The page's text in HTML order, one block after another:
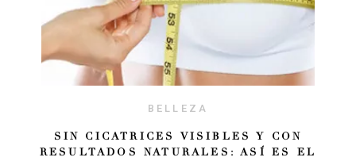
BELLEZA
SIN CICATRICES VISIBLES Y CON
RESULTADOS NATURALES: ASÍ ES EL